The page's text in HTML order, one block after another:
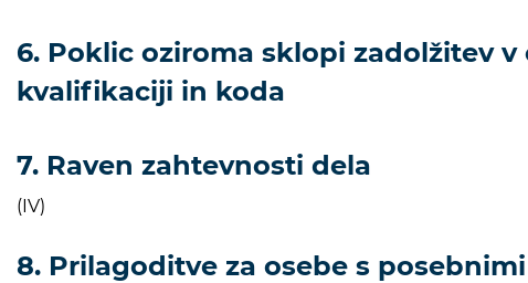
6. Poklic oziroma sklopi zadolžitev
kvalifikaciji in koda
7. Raven zahtevnosti dela
(IV)
8. Prilagoditve za osebe s